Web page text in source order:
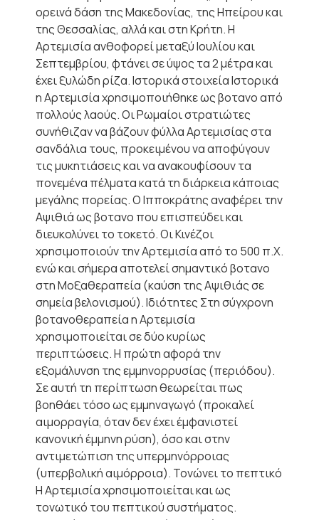
ορεινά δάση της Μακεδονίας, της Ηπείρου και
της Θεσσαλίας, αλλά και στη Κρήτη. Η
Αρτεμισία ανθοφορεί μεταξύ Ιουλίου και
Σεπτεμβρίου, φτάνει σε ύψος τα 2 μέτρα και
έχει ξυλώδη ρίζα. Ιστορικά στοιχεία Ιστορικά
η Αρτεμισία χρησιμοποιήθηκε ως βοτανο από
πολλούς λαούς. Οι Ρωμαίοι στρατιώτες
συνήθιζαν να βάζουν φύλλα Αρτεμισίας στα
σανδάλια τους, προκειμένου να αποφύγουν
τις μυκητιάσεις και να ανακουφίσουν τα
πονεμένα πέλματα κατά τη διάρκεια κάποιας
μεγάλης πορείας. Ο Ιπποκράτης αναφέρει την
Αψιθιά ως βοτανο που επισπεύδει και
διευκολύνει το τοκετό. Οι Κινέζοι
χρησιμοποιούν την Αρτεμισία από το 500 π.Χ.
ενώ και σήμερα αποτελεί σημαντικό βοτανο
στη Μοξαθεραπεία (καύση της Αψιθιάς σε
σημεία βελονισμού). Ιδιότητες Στη σύγχρονη
βοτανοθεραπεία η Αρτεμισία
χρησιμοποιείται σε δύο κυρίως
περιπτώσεις. Η πρώτη αφορά την
εξομάλυνση της εμμηνορρυσίας (περιόδου).
Σε αυτή τη περίπτωση θεωρείται πως
βοηθάει τόσο ως εμμηναγωγό (προκαλεί
αιμορραγία, όταν δεν έχει έμφανιστεί
κανονική έμμηνη ρύση), όσο και στην
αντιμετώπιση της υπερμηνόρροιας
(υπερβολική αιμόρροια). Τονώνει το πεπτικό
Η Αρτεμισία χρησιμοποιείται και ως
τονωτικό του πεπτικού συστήματος.